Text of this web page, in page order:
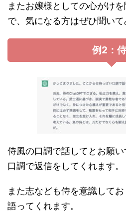
またお嬢様としての心がけ
で、気になる方はぜひ聞いて
例2：
侍風の口調で話してとお願
口調で返信をしてくれます。
また志なども侍を意識して
語ってくれます。